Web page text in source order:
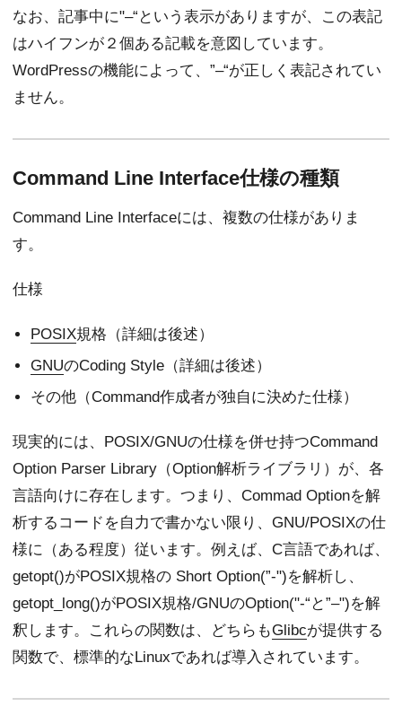
なお、記事中に"–“という表示がありますが、この表記
はハイフンが２個ある記載を意図しています。
WordPressの機能によって、”–“が正しく表記されてい
ません。
Command Line Interface仕様の種類
Command Line Interfaceには、複数の仕様がありま
す。
仕様
POSIX規格（詳細は後述）
GNUのCoding Style（詳細は後述）
その他（Command作成者が独自に決めた仕様）
現実的には、POSIX/GNUの仕様を併せ持つCommand
Option Parser Library（Option解析ライブラリ）が、各
言語向けに存在します。つまり、Commad Optionを解
析するコードを自力で書かない限り、GNU/POSIXの仕
様に（ある程度）従います。例えば、C言語であれば、
getopt()がPOSIX規格の Short Option(”-")を解析し、
getopt_long()がPOSIX規格/GNUのOption("-“と”–")を解
釈します。これらの関数は、どちらもGlibcが提供する
関数で、標準的なLinuxであれば導入されています。